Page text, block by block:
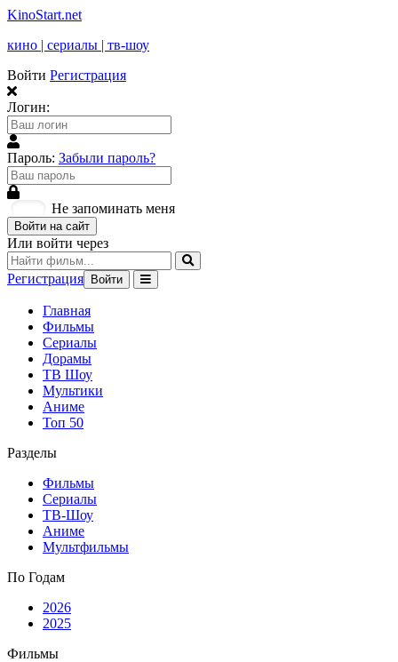
KinoStart.net
кино | сериалы | тв-шоу
Войти Регистрация
Логин:
Пароль: Забыли пароль?
Не запоминать меня
Войти на сайт
Или войти через
Регистрация Войти
Главная
Фильмы
Сериалы
Дорамы
ТВ Шоу
Мультики
Аниме
Топ 50
Разделы
Фильмы
Сериалы
ТВ-Шоу
Аниме
Мультфильмы
По Годам
2026
2025
Фильмы